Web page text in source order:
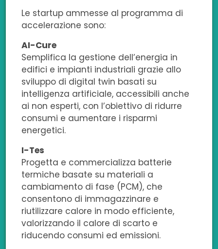
Le startup ammesse al programma di
accelerazione sono:
AI-Cure
Semplifica la gestione dell’energia in
edifici e impianti industriali grazie allo
sviluppo di digital twin basati su
intelligenza artificiale, accessibili anche
ai non esperti, con l’obiettivo di ridurre
consumi e aumentare i risparmi
energetici.
I-Tes
Progetta e commercializza batterie
termiche basate su materiali a
cambiamento di fase (PCM), che
consentono di immagazzinare e
riutilizzare calore in modo efficiente,
valorizzando il calore di scarto e
riducendo consumi ed emissioni.